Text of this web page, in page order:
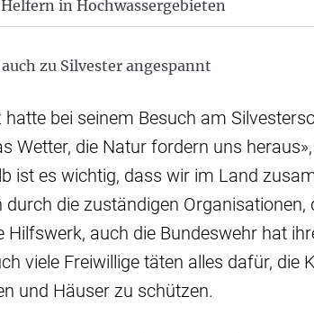
in Hochwassergebieten
zu Silvester angespannt
bei seinem Besuch am
Wetter, die Natur fordern uns
ist es wichtig, dass wir im Land
die zuständigen Organisationen,
Hilfswerk, auch die Bundeswehr hat
viele Freiwillige täten alles dafür, die
und Häuser zu schützen.